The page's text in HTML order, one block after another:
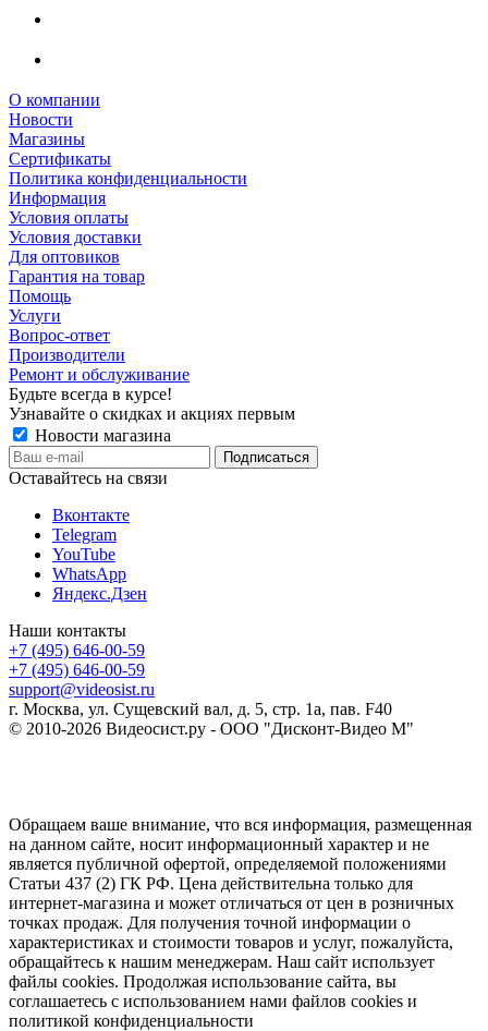
О компании
Новости
Магазины
Сертификаты
Политика конфиденциальности
Информация
Условия оплаты
Условия доставки
Для оптовиков
Гарантия на товар
Помощь
Услуги
Вопрос-ответ
Производители
Ремонт и обслуживание
Будьте всегда в курсе!
Узнавайте о скидках и акциях первым
Новости магазина
Оставайтесь на связи
Вконтакте
Telegram
YouTube
WhatsApp
Яндекс.Дзен
Наши контакты
+7 (495) 646-00-59
+7 (495) 646-00-59
support@videosist.ru
г. Москва, ул. Сущевский вал, д. 5, стр. 1а, пав. F40
© 2010-2026 Видеосист.ру - ООО "Дисконт-Видео М"
Обращаем ваше внимание, что вся информация, размещенная
на данном сайте, носит информационный характер и не
является публичной офертой, определяемой положениями
Статьи 437 (2) ГК РФ. Цена действительна только для
интернет-магазина и может отличаться от цен в розничных
точках продаж. Для получения точной информации о
характеристиках и стоимости товаров и услуг, пожалуйста,
обращайтесь к нашим менеджерам. Наш сайт использует
файлы cookies. Продолжая использование сайта, вы
соглашаетесь с использованием нами файлов cookies и
политикой конфиденциальности